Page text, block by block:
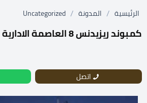
الرئيسية / المدونة /
Uncategorized
كمبوند ريزيدنس 8 العاصمة الادارية
اتصل